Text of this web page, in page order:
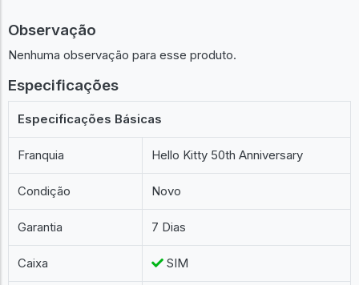
Observação
Nenhuma observação para esse produto.
Especificações
Especificações Básicas
Franquia Hello Kitty 50th Anniversary
Condição Novo
Garantia 7 Dias
Caixa SIM